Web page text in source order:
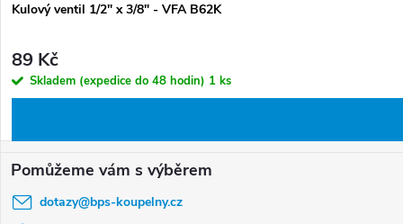
Kulový ventil 1/2" x 3/8" - VFA B62K
89 Kč
Skladem (expedice do 48 hodin) 1 ks
dotazy@bps-koupelny.cz